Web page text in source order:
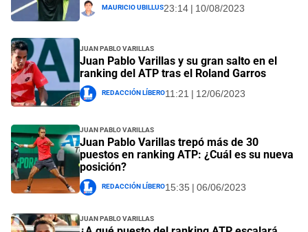
Mauricio Ubillus23:14 | 10/08/2023
Juan Pablo Varillas
Juan Pablo Varillas y su gran salto en el
ranking del ATP tras el Roland Garros
Redacción Líbero11:21 | 12/06/2023
Juan Pablo Varillas
Juan Pablo Varillas trepó más de 30
puestos en ranking ATP: ¿Cuál es su nueva
posición?
Redacción Líbero15:35 | 06/06/2023
Juan Pablo Varillas